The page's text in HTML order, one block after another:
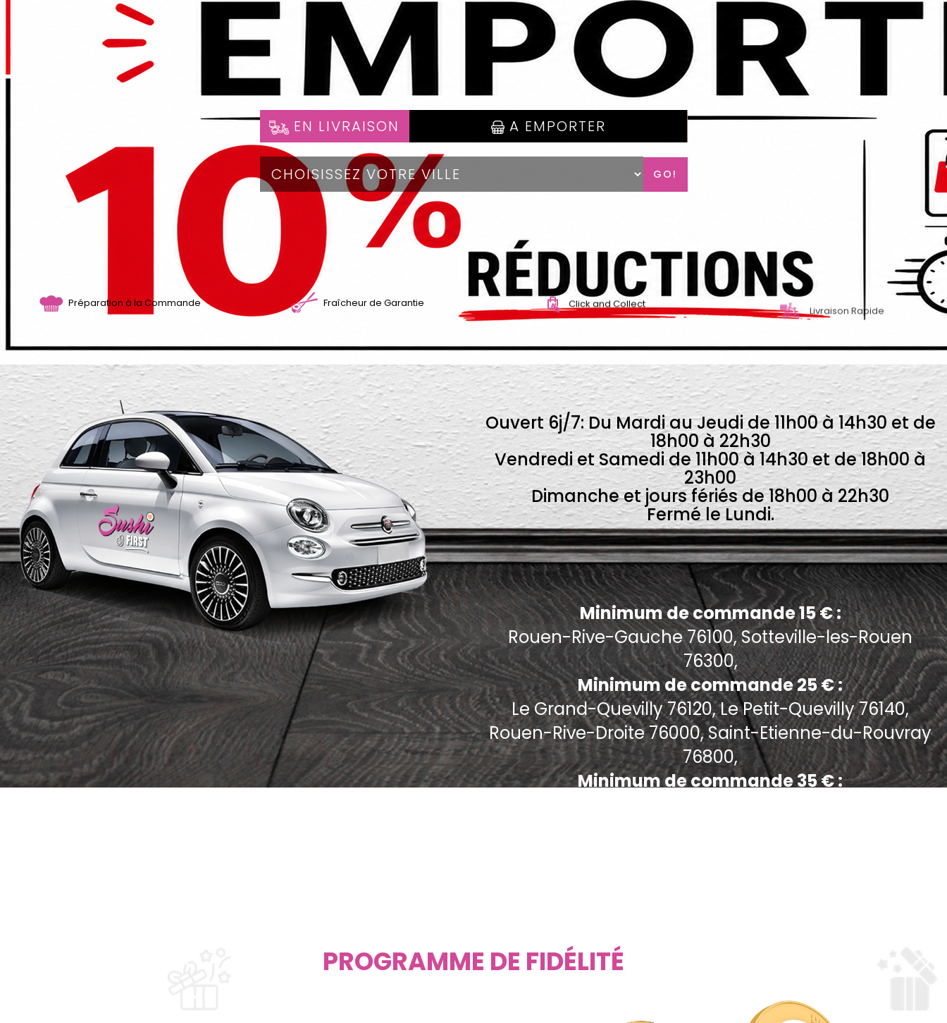
EN LIVRAISON A EMPORTER
GO!
Préparation à la Commande Fraîcheur de Garantie Click and Collect
Ouvert 6j/7: Du Mardi au Jeudi de 11h00 à 14h30 et de
18h00 à 22h30
Vendredi et Samedi de 11h00 à 14h30 et de 18h00 à
23h00
Dimanche et jours fériés de 18h00 à 22h30
Fermé le Lundi.
Minimum de commande 15 € :
Rouen-Rive-Gauche 76100, Sotteville-les-Rouen
76300,
Minimum de commande 25 € :
Le Grand-Quevilly 76120, Le Petit-Quevilly 76140,
Rouen-Rive-Droite 76000, Saint-Etienne-du-Rouvray
76800,
Minimum de commande 35 € :
PROGRAMME DE FIDÉLITÉ